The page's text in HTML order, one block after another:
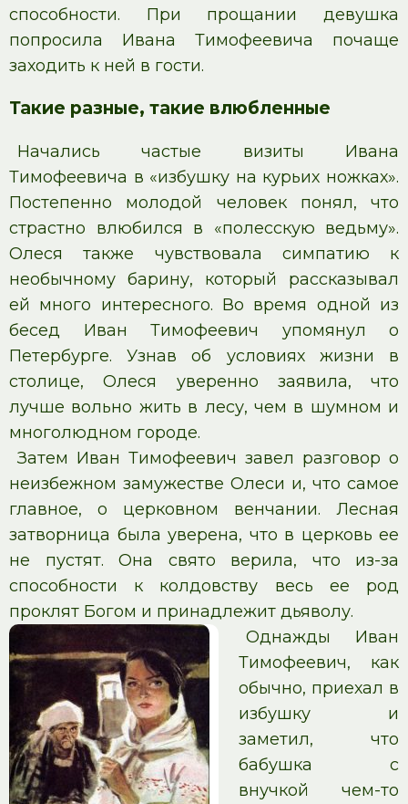
способности. При прощании девушка
попросила Ивана Тимофеевича почаще
заходить к ней в гости.
Такие разные, такие влюбленные
Начались частые визиты Ивана
Тимофеевича в «избушку на курьих ножках».
Постепенно молодой человек понял, что
страстно влюбился в «полесскую ведьму».
Олеся также чувствовала симпатию к
необычному барину, который рассказывал
ей много интересного. Во время одной из
бесед Иван Тимофеевич упомянул о
Петербурге. Узнав об условиях жизни в
столице, Олеся уверенно заявила, что
лучше вольно жить в лесу, чем в шумном и
многолюдном городе.
Затем Иван Тимофеевич завел разговор о
неизбежном замужестве Олеси и, что самое
главное, о церковном венчании. Лесная
затворница была уверена, что в церковь ее
не пустят. Она свято верила, что из-за
способности к колдовству весь ее род
проклят Богом и принадлежит дьяволу.
Однажды Иван
Тимофеевич, как
обычно, приехал в
избушку и
заметил, что
бабушка с
внучкой чем-то